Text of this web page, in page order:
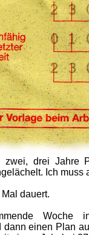
drei Jahre
Ich
dauert.
dann einen Plan